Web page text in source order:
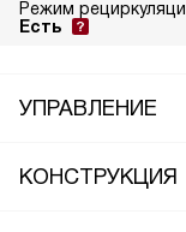
Режим
Есть
УПРАВЛЕНИЕ
КОНСТРУКЦИЯ